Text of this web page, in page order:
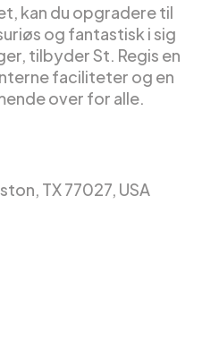
kan du opgradere til
og fantastisk i sig
tilbyder St. Regis en
faciliteter og en
over for alle.
TX 77027, USA